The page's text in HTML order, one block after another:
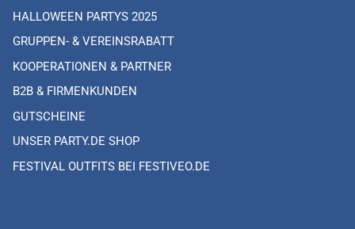
HALLOWEEN PARTYS 2025
GRUPPEN- & VEREINSRABATT
KOOPERATIONEN & PARTNER
B2B & FIRMENKUNDEN
GUTSCHEINE
UNSER PARTY.DE SHOP
FESTIVAL OUTFITS BEI FESTIVEO.DE